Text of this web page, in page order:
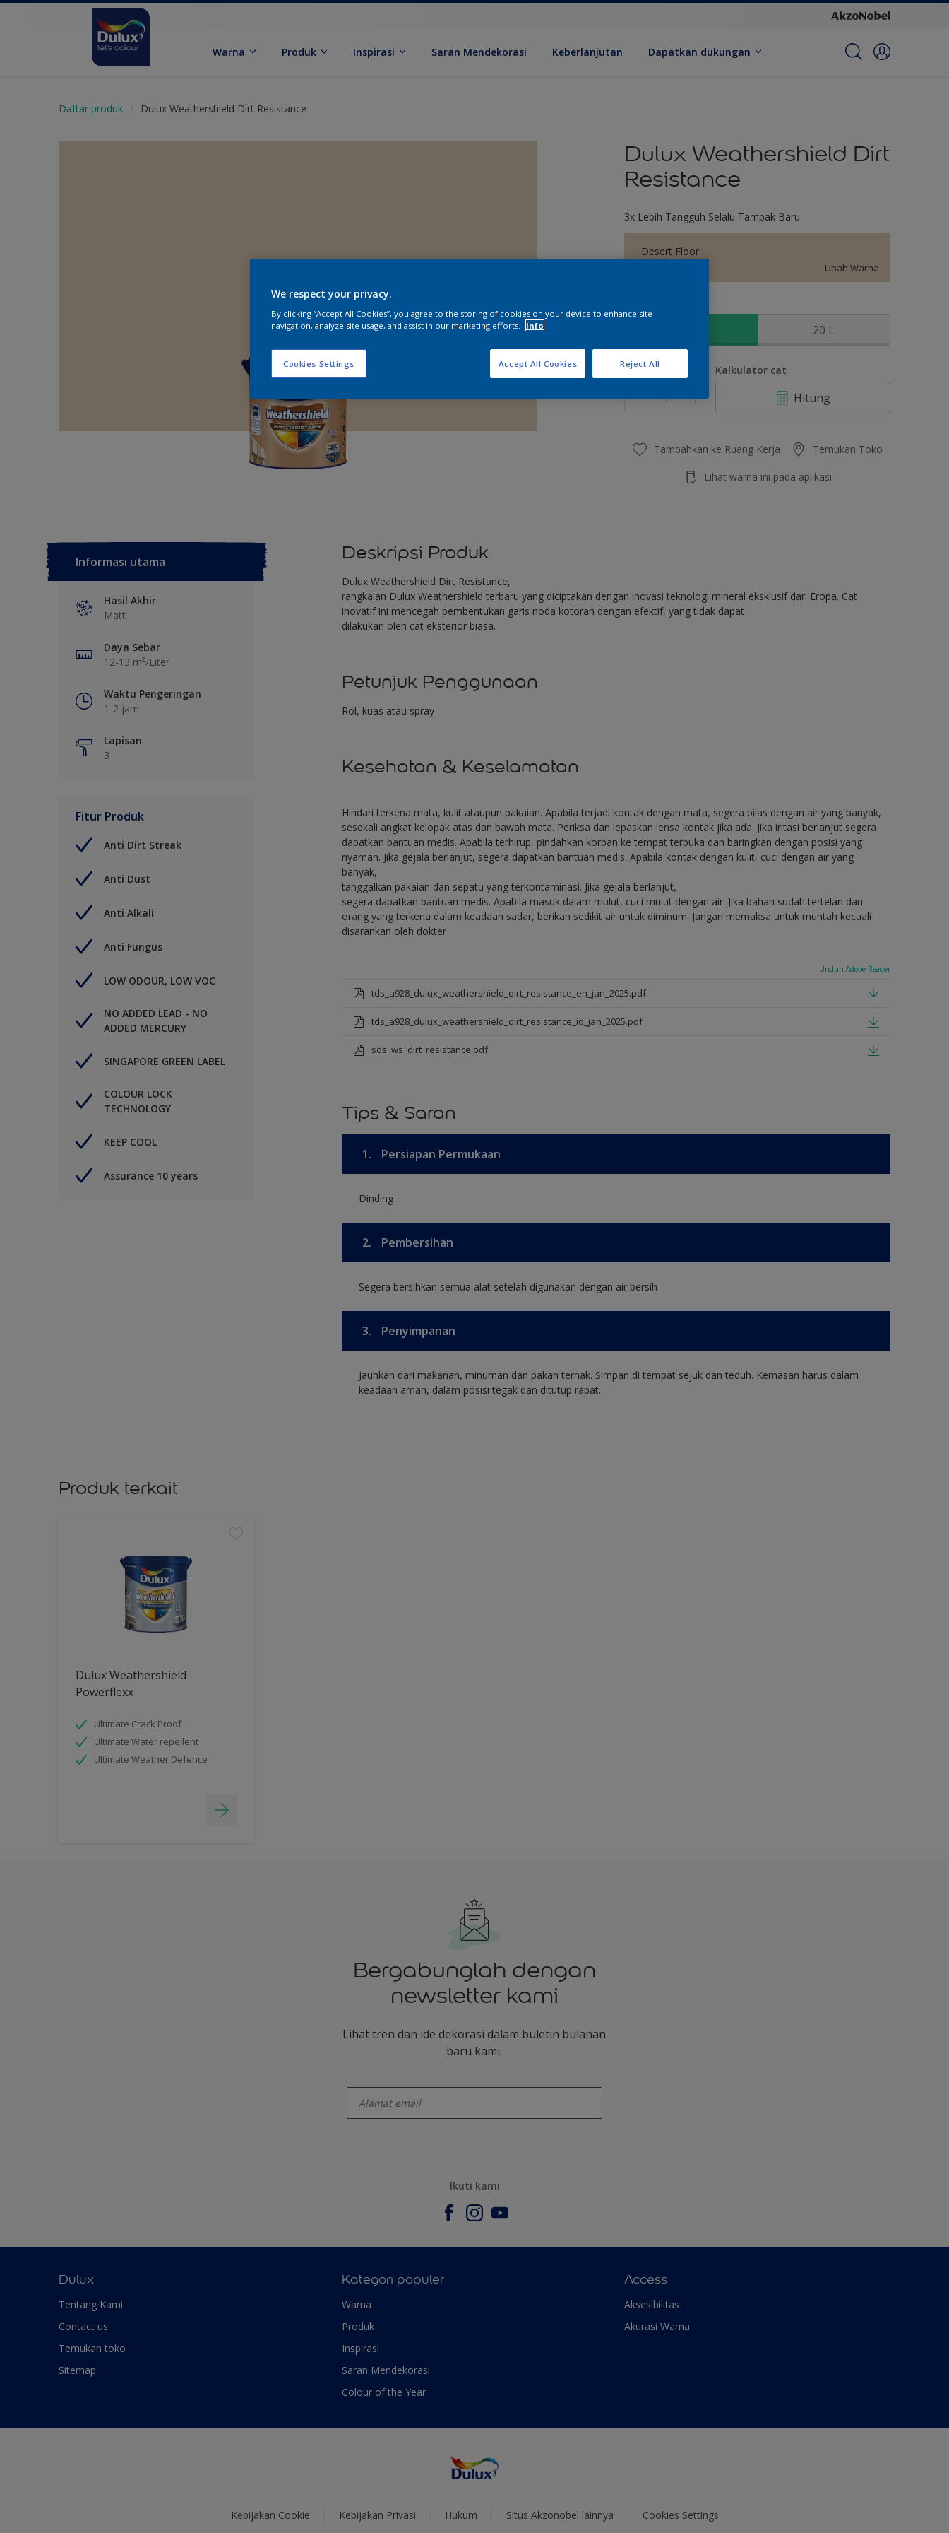
Warna Produk Inspirasi Saran Mendekorasi Keberlanjutan Dapatkan dukungan
Daftar produk Dulux Weathershield Dirt Resistance
Dulux Weathershield Dirt
Resistance
3x Lebih Tangguh Selalu Tampak Baru
Desert Floor
Ubah Warna
20 L
Jumlah Kalkulator cat
Hitung
Tambahkan ke Ruang Kerja Temukan Toko
Lihat warna ini pada aplikasi
Informasi utama
Hasil Akhir
Matt
Daya Sebar
12-13 m²/Liter
Waktu Pengeringan
1-2 jam
Lapisan
3
Fitur Produk
Anti Dirt Streak
Anti Dust
Anti Alkali
Anti Fungus
LOW ODOUR, LOW VOC
NO ADDED LEAD - NO
ADDED MERCURY
SINGAPORE GREEN LABEL
COLOUR LOCK
TECHNOLOGY
KEEP COOL
Assurance 10 years
Deskripsi Produk
Dulux Weathershield Dirt Resistance,
rangkaian Dulux Weathershield terbaru yang diciptakan dengan inovasi teknologi mineral eksklusif dari Eropa. Cat
inovatif ini mencegah pembentukan garis noda kotoran dengan efektif, yang tidak dapat
dilakukan oleh cat eksterior biasa.
Petunjuk Penggunaan
Rol, kuas atau spray
Kesehatan & Keselamatan
Hindari terkena mata, kulit ataupun pakaian. Apabila terjadi kontak dengan mata, segera bilas dengan air yang banyak,
sesekali angkat kelopak atas dan bawah mata. Periksa dan lepaskan lensa kontak jika ada. Jika iritasi berlanjut segera
dapatkan bantuan medis. Apabila terhirup, pindahkan korban ke tempat terbuka dan baringkan dengan posisi yang
nyaman. Jika gejala berlanjut, segera dapatkan bantuan medis. Apabila kontak dengan kulit, cuci dengan air yang
banyak,
tanggalkan pakaian dan sepatu yang terkontaminasi. Jika gejala berlanjut,
segera dapatkan bantuan medis. Apabila masuk dalam mulut, cuci mulut dengan air. Jika bahan sudah tertelan dan
orang yang terkena dalam keadaan sadar, berikan sedikit air untuk diminum. Jangan memaksa untuk muntah kecuali
disarankan oleh dokter
Unduh Adobe Reader
tds_a928_dulux_weathershield_dirt_resistance_en_jan_2025.pdf
tds_a928_dulux_weathershield_dirt_resistance_id_jan_2025.pdf
sds_ws_dirt_resistance.pdf
Tips & Saran
1. Persiapan Permukaan
Dinding
2. Pembersihan
Segera bersihkan semua alat setelah digunakan dengan air bersih
3. Penyimpanan
Jauhkan dari makanan, minuman dan pakan ternak. Simpan di tempat sejuk dan teduh. Kemasan harus dalam
keadaan aman, dalam posisi tegak dan ditutup rapat.
Produk terkait
Dulux Weathershield
Powerflexx
Ultimate Crack Proof
Ultimate Water repellent
Ultimate Weather Defence
Bergabunglah dengan
newsletter kami
Lihat tren dan ide dekorasi dalam buletin bulanan
baru kami.
Ikuti kami
Dulux
Tentang Kami
Contact us
Temukan toko
Sitemap
Kategori populer
Warna
Produk
Inspirasi
Saran Mendekorasi
Colour of the Year
Access
Aksesibilitas
Akurasi Warna
Kebijakan Cookie Kebijakan Privasi Hukum Situs Akzonobel lainnya Cookies Settings
We respect your privacy.
By clicking “Accept All Cookies”, you agree to the storing of cookies on your device to enhance site
navigation, analyze site usage, and assist in our marketing efforts.
Info
Cookies Settings Reject All
Accept All Cookies